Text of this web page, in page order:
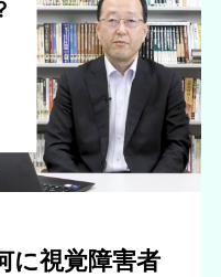
に視覚障害者